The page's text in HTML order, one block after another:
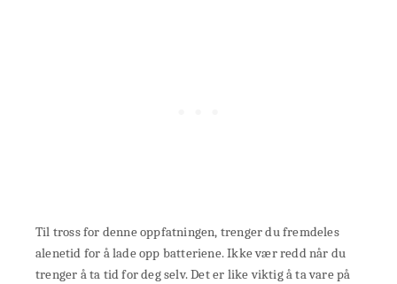
Til tross for denne oppfatningen, trenger du fremdeles
alenetid for å lade opp batteriene. Ikke vær redd når du
trenger å ta tid for deg selv. Det er like viktig å ta vare på